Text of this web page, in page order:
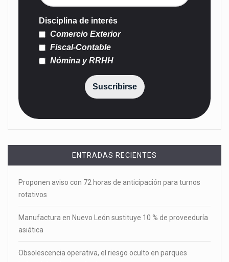
Disciplina de interés
Comercio Exterior
Fiscal-Contable
Nómina y RRHH
Suscribirse
ENTRADAS RECIENTES
Proponen aviso con 72 horas de anticipación para turnos
rotativos
Manufactura en Nuevo León sustituye 10 % de proveeduría
asiática
Obsolescencia operativa, el riesgo oculto en parques